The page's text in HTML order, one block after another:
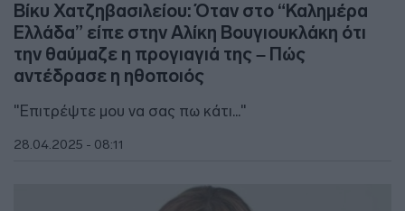
Βίκυ Χατζηβασιλείου: Όταν στο “Καλημέρα
Ελλάδα” είπε στην Αλίκη Βουγιουκλάκη ότι
την θαύμαζε η προγιαγιά της – Πώς
αντέδρασε η ηθοποιός
"Επιτρέψτε μου να σας πω κάτι..."
28.04.2025 - 08:11